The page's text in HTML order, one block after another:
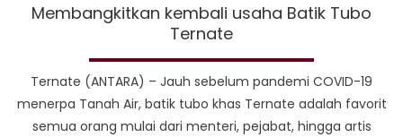
Membangkitkan kembali usaha Batik Tubo
Ternate
Ternate (ANTARA) – Jauh sebelum pandemi COVID-19
menerpa Tanah Air, batik tubo khas Ternate adalah favorit
semua orang mulai dari menteri, pejabat, hingga artis